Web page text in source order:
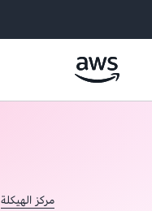
مركز الهيكلة